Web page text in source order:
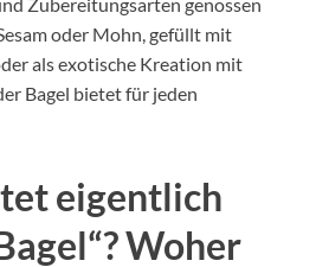
Zubereitungsarten genossen
oder Mohn, gefüllt mit
als exotische Kreation mit
Bagel bietet für jeden
eigentlich
Woher